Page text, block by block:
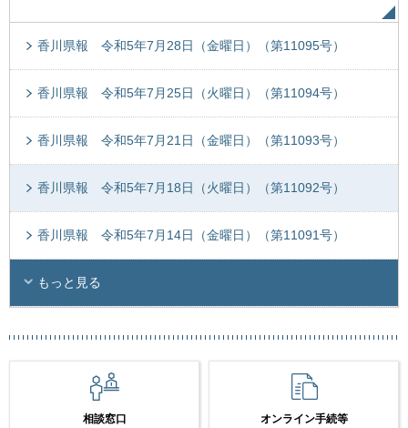
香川県報 令和5年7月28日（金曜日）（第11095号）
香川県報 令和5年7月25日（火曜日）（第11094号）
香川県報 令和5年7月21日（金曜日）（第11093号）
香川県報 令和5年7月18日（火曜日）（第11092号）
香川県報 令和5年7月14日（金曜日）（第11091号）
もっと見る
相談窓口 オンライン手続等